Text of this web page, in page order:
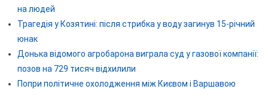
на людей
Трагедія у Козятині: після стрибка у воду загинув 15-річний
юнак
Донька відомого агробарона виграла суд у газової компанії:
позов на 729 тисяч відхилили
Попри політичне охолодження між Києвом і Варшавою